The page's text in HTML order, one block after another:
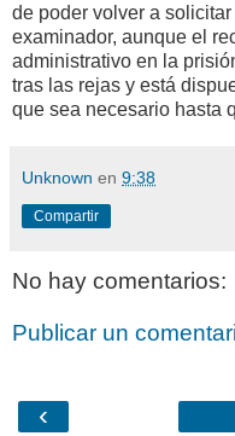
de poder volver a
examinador, aunque el
administrativo en la
tras las rejas y está
que sea necesario hasta
Unknown en 9:38
Compartir
No hay comentarios:
Publicar un
‹